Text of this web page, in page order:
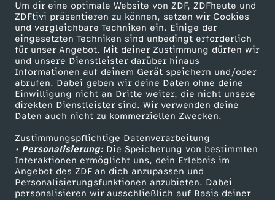
Um dir eine optimale Website von ZDF, ZDFheute und
ZDFtivi präsentieren zu können, setzen wir Cookies
und vergleichbare Techniken ein. Einige der
eingesetzten Techniken sind unbedingt erforderlich
für unser Angebot. Mit deiner Zustimmung dürfen wir
und unsere Dienstleister darüber hinaus
Informationen auf deinem Gerät speichern und/oder
abrufen. Dabei geben wir deine Daten ohne deine
Einwilligung nicht an Dritte weiter, die nicht unsere
direkten Dienstleister sind. Wir verwenden deine
Daten auch nicht zu kommerziellen Zwecken.
Zustimmungspflichtige Datenverarbeitung
• Personalisierung:Die Speicherung von bestimmten
Interaktionen ermöglicht uns, dein Erlebnis im
Angebot des ZDF an dich anzupassen und
Personalisierungsfunktionen anzubieten. Dabei
personalisieren wir ausschließlich auf Basis deiner
r
&
M
a
r
t
e
Mehr ZDF
ZDF-Apps
Smart TV
ZDFtext
Livestreams
Sendungen A-Z
TV-Programm
Service
ZDFmitreden
Kontakt zum ZDF
Tickets
Zuschauerservice
Hilfe